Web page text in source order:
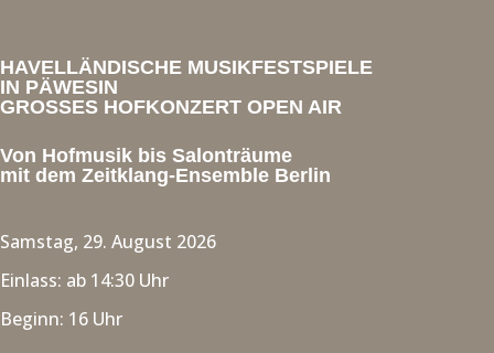
HAVELLÄNDISCHE MUSIKFESTSPIELE
IN PÄWESIN
GROSSES HOFKONZERT OPEN AIR
Von Hofmusik bis Salonträume
mit dem Zeitklang-Ensemble Berlin
Samstag, 29. August 2026
Einlass: ab 14:30 Uhr
Beginn: 16 Uhr